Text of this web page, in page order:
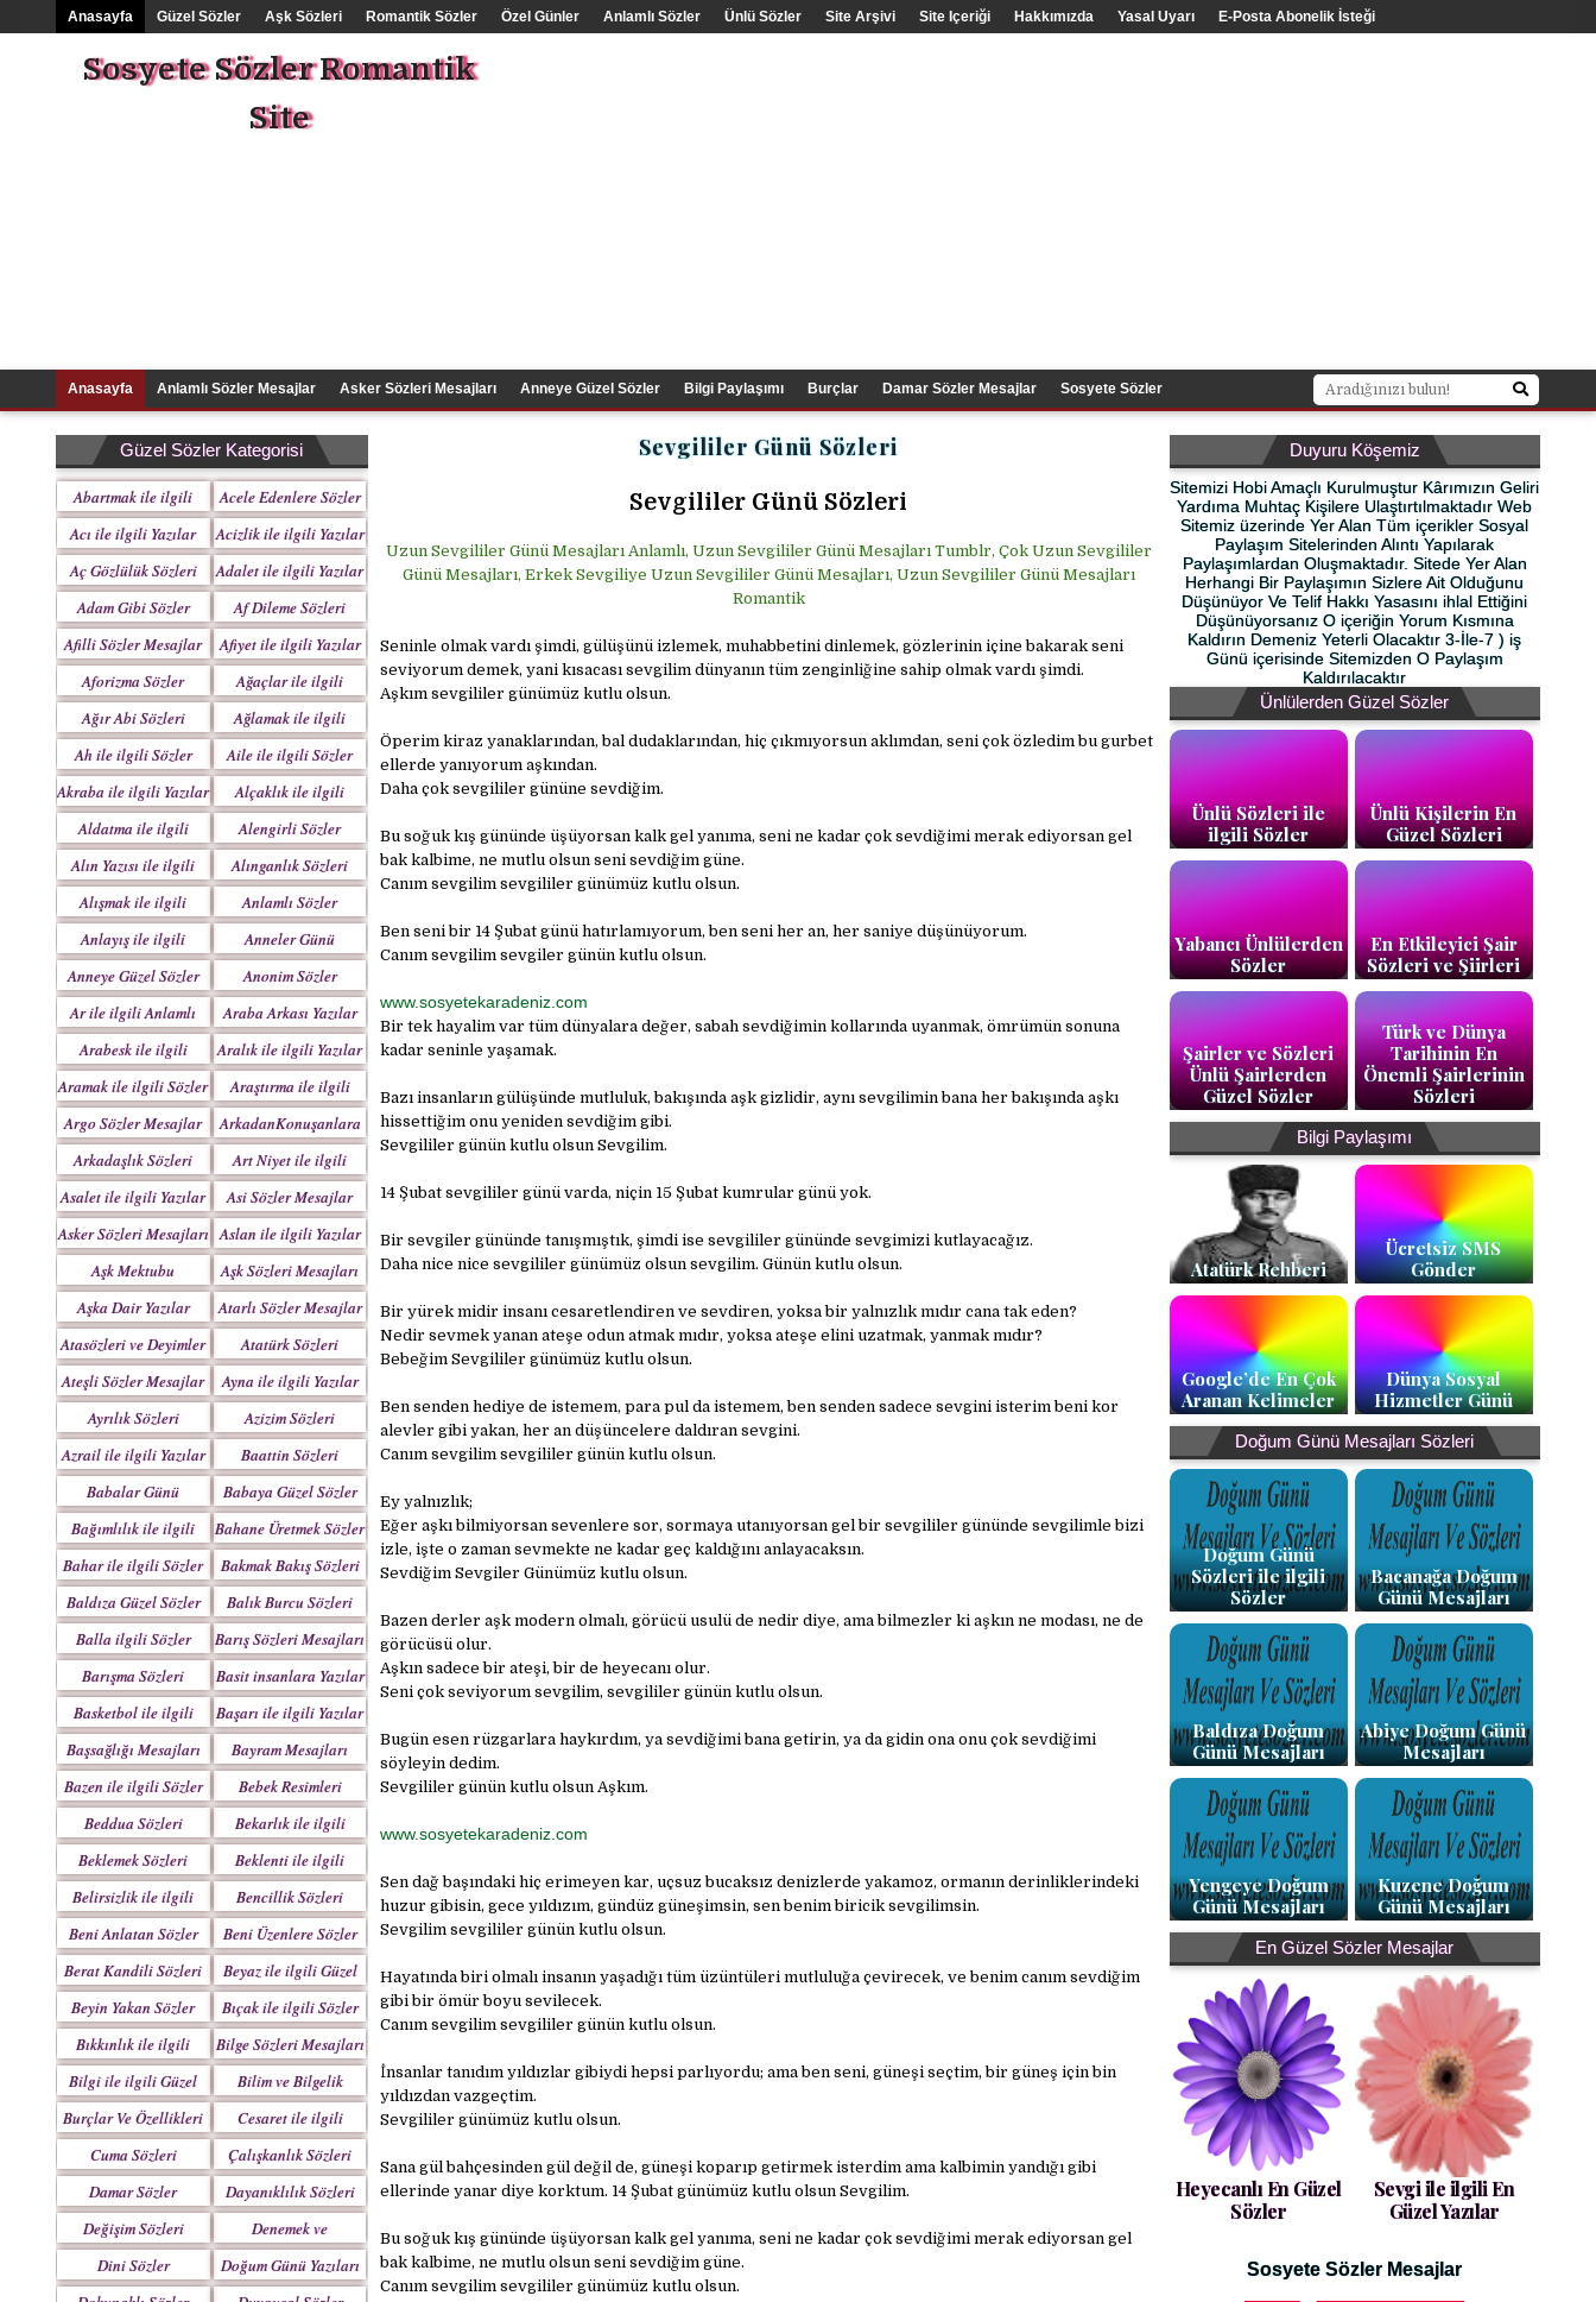
Anasayfa Güzel Sözler Aşk Sözleri Romantik Sözler Özel Günler Anlamlı Sözler Ünlü Sözler Site Arşivi Site Içeriği Hakkımızda Yasal Uyarı E-Posta Abonelik İsteği
Sosyete Sözler Romantik
Site
Anasayfa Anlamlı Sözler Mesajlar Asker Sözleri Mesajları Anneye Güzel Sözler Bilgi Paylaşımı Burçlar Damar Sözler Mesajlar Sosyete Sözler
Güzel Sözler Kategorisi
Abartmak ile ilgili
Yazılar
Acele Edenlere Sözler
Acı ile ilgili Yazılar
Acizlik ile ilgili Yazılar
Aç Gözlülük Sözleri
Adalet ile ilgili Yazılar
Adam Gibi Sözler
Mesajlar
Af Dileme Sözleri
Mesajları
Afilli Sözler Mesajlar
Afiyet ile ilgili Yazılar
Aforizma Sözler
Mesajlar
Ağaçlar ile ilgili
Yazılar
Ağır Abi Sözleri
Mesajları
Ağlamak ile ilgili
Yazılar
Ah ile ilgili Sözler
Aile ile ilgili Sözler
Akraba ile ilgili Yazılar
Alçaklık ile ilgili
Yazılar
Aldatma ile ilgili
Yazıları
Alengirli Sözler
Mesajlar
Alın Yazısı ile ilgili
Sözler
Alınganlık Sözleri
Alışmak ile ilgili
Yazılar
Anlamlı Sözler
Mesajlar
Anlayış ile ilgili
Yazılar
Anneler Günü
Mesajları
Anneye Güzel Sözler
Anonim Sözler
Ar ile ilgili Anlamlı
Sözler
Araba Arkası Yazılar
Arabesk ile ilgili
Yazılar
Aralık ile ilgili Yazılar
Aramak ile ilgili Sözler
Araştırma ile ilgili
Sözler
Argo Sözler Mesajlar
ArkadanKonuşanlara
Sözler
Arkadaşlık Sözleri
Mesajları
Art Niyet ile ilgili
Yazılar
Asalet ile ilgili Yazılar
Asi Sözler Mesajlar
Asker Sözleri Mesajları Aslan ile ilgili Yazılar
Aşk Mektubu
Mektupları
Aşk Sözleri Mesajları
Aşka Dair Yazılar
Atarlı Sözler Mesajlar
Atasözleri ve Deyimler
Atatürk Sözleri
Mesajları
Ateşli Sözler Mesajlar
Ayna ile ilgili Yazılar
Ayrılık Sözleri
Mesajları
Azizim Sözleri
Mesajları
Azrail ile ilgili Yazılar
Baattin Sözleri
Mesajları
Babalar Günü
Babaya Güzel Sözler
Bağımlılık ile ilgili
Yazılar
Bahane Üretmek Sözler
Bahar ile ilgili Sözler
Yazılar
Bakmak Bakış Sözleri
Baldıza Güzel Sözler
Balık Burcu Sözleri
Balla ilgili Sözler
Barış Sözleri Mesajları
Barışma Sözleri
Mesajları
Basit insanlara Yazılar
Basketbol ile ilgili
Sözler
Başarı ile ilgili Yazılar
Başsağlığı Mesajları
Bayram Mesajları
Sözleri
Bazen ile ilgili Sözler
Mesajlar
Bebek Resimleri
Beddua Sözleri
Mesajları
Bekarlık ile ilgili
Sözler
Beklemek Sözleri
Beklenti ile ilgili
Sözler
Belirsizlik ile ilgili
Sözler
Bencillik Sözleri
Mesajları
Beni Anlatan Sözler
Beni Üzenlere Sözler
Berat Kandili Sözleri
Mesajları
Beyaz ile ilgili Güzel
Sözler
Beyin Yakan Sözler
Bıçak ile ilgili Sözler
Bıkkınlık ile ilgili
Sözler
Bilge Sözleri Mesajları
Bilgi ile ilgili Güzel
Sözler
Bilim ve Bilgelik
Sözleri
Burçlar Ve Özellikleri
Cesaret ile ilgili
Yazılar
Cuma Sözleri
Çalışkanlık Sözleri
Damar Sözler
Dayanıklılık Sözleri
Değişim Sözleri
Denemek ve
Çabalamak Sözleri
Dini Sözler
Doğum Günü Yazıları
Sevgililer Günü Sözleri
Sevgililer Günü Sözleri
Uzun Sevgililer Günü Mesajları Anlamlı, Uzun Sevgililer Günü Mesajları Tumblr, Çok Uzun Sevgililer
Günü Mesajları, Erkek Sevgiliye Uzun Sevgililer Günü Mesajları, Uzun Sevgililer Günü Mesajları
Romantik
Seninle olmak vardı şimdi, gülüşünü izlemek, muhabbetini dinlemek, gözlerinin içine bakarak seni
seviyorum demek, yani kısacası sevgilim dünyanın tüm zenginliğine sahip olmak vardı şimdi.
Aşkım sevgililer günümüz kutlu olsun.
Öperim kiraz yanaklarından, bal dudaklarından, hiç çıkmıyorsun aklımdan, seni çok özledim bu gurbet
ellerde yanıyorum aşkından.
Daha çok sevgililer gününe sevdiğim.
Bu soğuk kış gününde üşüyorsan kalk gel yanıma, seni ne kadar çok sevdiğimi merak ediyorsan gel
bak kalbime, ne mutlu olsun seni sevdiğim güne.
Canım sevgilim sevgililer günümüz kutlu olsun.
Ben seni bir 14 Şubat günü hatırlamıyorum, ben seni her an, her saniye düşünüyorum.
Canım sevgilim sevgiler günün kutlu olsun.
www.sosyetekaradeniz.com
Bir tek hayalim var tüm dünyalara değer, sabah sevdiğimin kollarında uyanmak, ömrümün sonuna
kadar seninle yaşamak.
Bazı insanların gülüşünde mutluluk, bakışında aşk gizlidir, aynı sevgilimin bana her bakışında aşkı
hissettiğim onu yeniden sevdiğim gibi.
Sevgililer günün kutlu olsun Sevgilim.
14 Şubat sevgililer günü varda, niçin 15 Şubat kumrular günü yok.
Bir sevgiler gününde tanışmıştık, şimdi ise sevgililer gününde sevgimizi kutlayacağız.
Daha nice nice sevgililer günümüz olsun sevgilim. Günün kutlu olsun.
Bir yürek midir insanı cesaretlendiren ve sevdiren, yoksa bir yalnızlık mıdır cana tak eden?
Nedir sevmek yanan ateşe odun atmak mıdır, yoksa ateşe elini uzatmak, yanmak mıdır?
Bebeğim Sevgililer günümüz kutlu olsun.
Ben senden hediye de istemem, para pul da istemem, ben senden sadece sevgini isterim beni kor
alevler gibi yakan, her an düşüncelere daldıran sevgini.
Canım sevgilim sevgililer günün kutlu olsun.
Ey yalnızlık;
Eğer aşkı bilmiyorsan sevenlere sor, sormaya utanıyorsan gel bir sevgililer gününde sevgilimle bizi
izle, işte o zaman sevmekte ne kadar geç kaldığını anlayacaksın.
Sevdiğim Sevgiler Günümüz kutlu olsun.
Bazen derler aşk modern olmalı, görücü usulü de nedir diye, ama bilmezler ki aşkın ne modası, ne de
görücüsü olur.
Aşkın sadece bir ateşi, bir de heyecanı olur.
Seni çok seviyorum sevgilim, sevgililer günün kutlu olsun.
Bugün esen rüzgarlara haykırdım, ya sevdiğimi bana getirin, ya da gidin ona onu çok sevdiğimi
söyleyin dedim.
Sevgililer günün kutlu olsun Aşkım.
www.sosyetekaradeniz.com
Sen dağ başındaki hiç erimeyen kar, uçsuz bucaksız denizlerde yakamoz, ormanın derinliklerindeki
huzur gibisin, gece yıldızım, gündüz güneşimsin, sen benim biricik sevgilimsin.
Sevgilim sevgililer günün kutlu olsun.
Hayatında biri olmalı insanın yaşadığı tüm üzüntüleri mutluluğa çevirecek, ve benim canım sevdiğim
gibi bir ömür boyu sevilecek.
Canım sevgilim sevgililer günün kutlu olsun.
İnsanlar tanıdım yıldızlar gibiydi hepsi parlıyordu; ama ben seni, güneşi seçtim, bir güneş için bin
yıldızdan vazgeçtim.
Sevgililer günümüz kutlu olsun.
Sana gül bahçesinden gül değil de, güneşi koparıp getirmek isterdim ama kalbimin yandığı gibi
ellerinde yanar diye korktum. 14 Şubat günümüz kutlu olsun Sevgilim.
Bu soğuk kış gününde üşüyorsan kalk gel yanıma, seni ne kadar çok sevdiğimi merak ediyorsan gel
bak kalbime, ne mutlu olsun seni sevdiğim güne.
Canım sevgilim sevgililer günümüz kutlu olsun.
Duyuru Köşemiz
Sitemizi Hobi Amaçlı Kurulmuştur Kârımızın Geliri
Yardıma Muhtaç Kişilere Ulaştırtılmaktadır Web
Sitemiz üzerinde Yer Alan Tüm içerikler Sosyal
Paylaşım Sitelerinden Alıntı Yapılarak
Paylaşımlardan Oluşmaktadır. Sitede Yer Alan
Herhangi Bir Paylaşımın Sizlere Ait Olduğunu
Düşünüyor Ve Telif Hakkı Yasasını ihlal Ettiğini
Düşünüyorsanız O içeriğin Yorum Kısmına
Kaldırın Demeniz Yeterli Olacaktır 3-İle-7 ) iş
Günü içerisinde Sitemizden O Paylaşım
Kaldırılacaktır
Ünlülerden Güzel Sözler
Ünlü Sözleri ile
ilgili Sözler
Ünlü Kişilerin En
Güzel Sözleri
Yabancı Ünlülerden
Sözler
En Etkileyici Şair
Sözleri ve Şiirleri
Şairler ve Sözleri
Ünlü Şairlerden
Güzel Sözler
Türk ve Dünya
Tarihinin En
Önemli Şairlerinin
Sözleri
Bilgi Paylaşımı
Atatürk Rehberi
Ücretsiz SMS
Gönder
Google’de En Çok
Aranan Kelimeler
Dünya Sosyal
Hizmetler Günü
Doğum Günü Mesajları Sözleri
Doğum Günü
Sözleri ile ilgili
Sözler
Bacanağa Doğum
Günü Mesajları
Baldıza Doğum
Günü Mesajları
Abiye Doğum Günü
Mesajları
Yengeye Doğum
Günü Mesajları
Kuzene Doğum
Günü Mesajları
En Güzel Sözler Mesajlar
Heyecanlı En Güzel
Sözler
Sevgi ile ilgili En
Güzel Yazılar
Sosyete Sözler Mesajlar